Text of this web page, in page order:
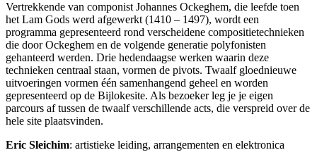
Vertrekkende van componist Johannes Ockeghem, die leefde toen
het Lam Gods werd afgewerkt (1410 – 1497), wordt een
programma gepresenteerd rond verscheidene compositietechnieken
die door Ockeghem en de volgende generatie polyfonisten
gehanteerd werden. Drie hedendaagse werken waarin deze
technieken centraal staan, vormen de pivots. Twaalf gloednieuwe
uitvoeringen vormen één samenhangend geheel en worden
gepresenteerd op de Bijlokesite. Als bezoeker leg je je eigen
parcours af tussen de twaalf verschillende acts, die verspreid over de
hele site plaatsvinden.
Eric Sleichim: artistieke leiding, arrangementen en elektronica